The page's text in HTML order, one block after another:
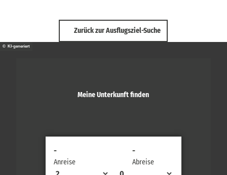
Zurück zur Ausflugsziel-Suche
© KI-generiert
Meine Unterkunft finden
Anreise
-
Abreise
-